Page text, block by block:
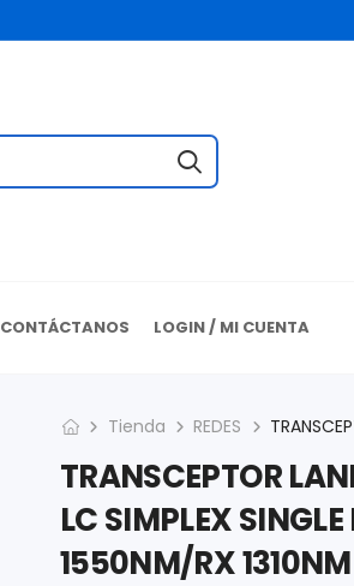
CONTÁCTANOS LOGIN / MI CUENTA
Tienda REDES
TRANSCEPTOR
LC SIMPLEX
1550NM/RX